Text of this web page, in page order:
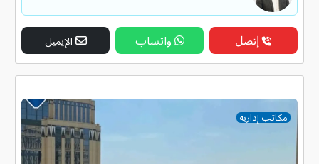
إتصل واتساب الإيميل
مكاتب إدارية